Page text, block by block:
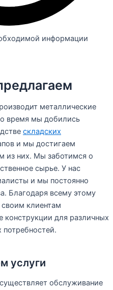
информации
металлические
время мы добились
складских
и мы достигаем
из них. Мы заботимся о
сырье. У нас
и мы постоянно
Благодаря всему этому
клиентам
конструкции для различных
услуги
обслуживание